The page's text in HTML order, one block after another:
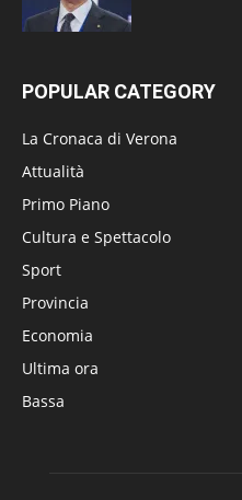
POPULAR CATEGORY
La Cronaca di Verona
Attualità
Primo Piano
Cultura e Spettacolo
Sport
Provincia
Economia
Ultima ora
Bassa